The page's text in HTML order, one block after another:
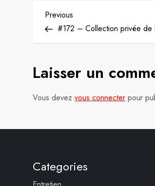
N
a
i
g
i
o
Previous
Post
Previous
#172 – Collection privée de
Laisser un
Vous devezvous connecter pour
Categories